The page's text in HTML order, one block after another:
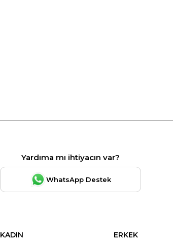
Yardıma mı ihtiyacın var?
WhatsApp Destek
KADIN
ERKEK